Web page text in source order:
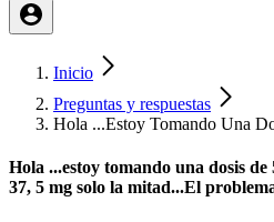
Inicio
Preguntas y respuestas
Hola ...Estoy Tomando Una
Hola ...estoy tomando una dosis
37, 5 mg solo la mitad...El